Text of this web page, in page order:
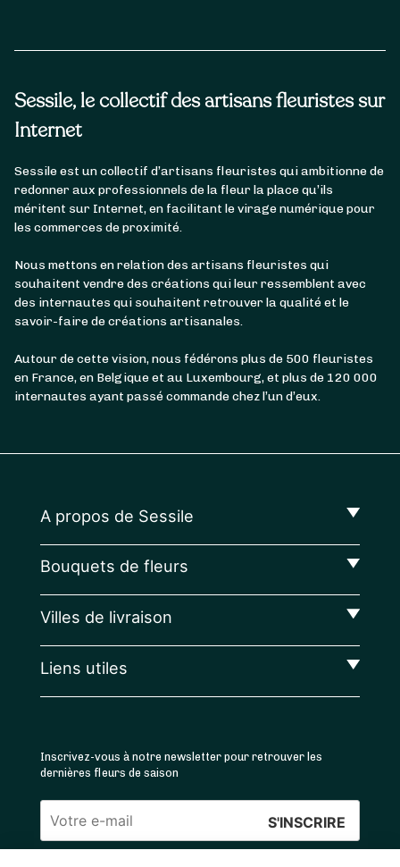
Sessile, le collectif des artisans fleuristes sur
Internet
Sessile est un collectif d’artisans fleuristes qui ambitionne de
redonner aux professionnels de la fleur la place qu’ils
méritent sur Internet, en facilitant le virage numérique pour
les commerces de proximité.
Nous mettons en relation des artisans fleuristes qui
souhaitent vendre des créations qui leur ressemblent avec
des internautes qui souhaitent retrouver la qualité et le
savoir-faire de créations artisanales.
Autour de cette vision, nous fédérons plus de 500 fleuristes
en France, en Belgique et au Luxembourg, et plus de 120 000
internautes ayant passé commande chez l’un d’eux.
A propos de Sessile
Bouquets de fleurs
Villes de livraison
Liens utiles
Inscrivez-vous à notre newsletter pour retrouver les
dernières fleurs de saison
Veuillez